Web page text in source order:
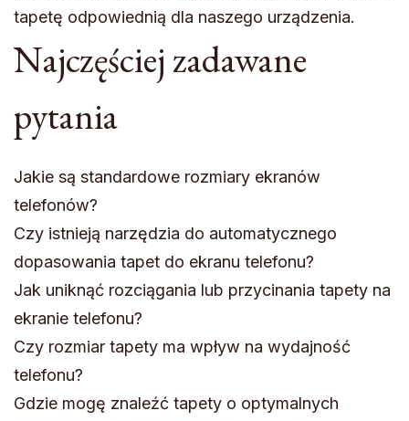
tapetę odpowiednią dla naszego urządzenia.
Najczęściej zadawane
pytania
Jakie są standardowe rozmiary ekranów
telefonów?
Czy istnieją narzędzia do automatycznego
dopasowania tapet do ekranu telefonu?
Jak uniknąć rozciągania lub przycinania tapety na
ekranie telefonu?
Czy rozmiar tapety ma wpływ na wydajność
telefonu?
Gdzie mogę znaleźć tapety o optymalnych